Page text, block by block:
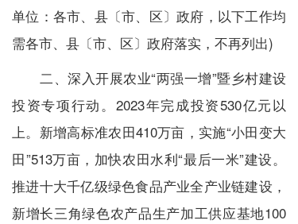
单位：各市、县〔市、区〕政府，以下工作均
需各市、县〔市、区〕政府落实，不再列出)
二、深入开展农业“两强一增”暨乡村建设
投资专项行动。2023年完成投资530亿元以
上。新增高标准农田410万亩，实施“小田变大
田”513万亩，加快农田水利“最后一米”建设。
推进十大千亿级绿色食品产业全产业链建设，
新增长三角绿色农产品生产加工供应基地100